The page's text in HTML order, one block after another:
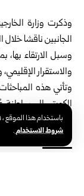
باستخدام هذا الموقع
شروط الاستخدام.
وذكرت وزارة
الجانبين ناقشا
وسبل الارتقاء
والاستقرار
وتأتي هذه
الكويتي إلى
الحادية عشرة